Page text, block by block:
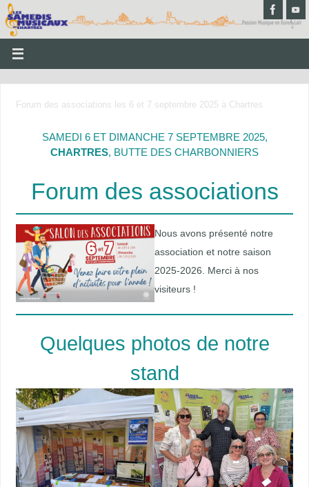
Forum des associations les 6 et 7 septembre 2025 à Chartres
SAMEDI 6 ET DIMANCHE 7 SEPTEMBRE 2025,
CHARTRES, BUTTE DES CHARBONNIERS
Forum des associations
Nous avons présenté notre
association et notre saison
2025-2026. Merci à nos
visiteurs !
Quelques photos de notre
stand